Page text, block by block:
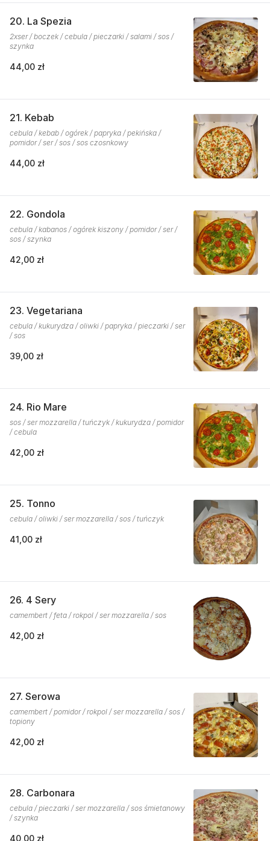
20. La Spezia
2xser / boczek / cebula / pieczarki / salami / sos /
szynka
44,00 zł
21. Kebab
cebula / kebab / ogórek / papryka / pekińska /
pomidor / ser / sos / sos czosnkowy
44,00 zł
22. Gondola
cebula / kabanos / ogórek kiszony / pomidor / ser /
sos / szynka
42,00 zł
23. Vegetariana
cebula / kukurydza / oliwki / papryka / pieczarki / ser
/ sos
39,00 zł
24. Rio Mare
sos / ser mozzarella / tuńczyk / kukurydza / pomidor
/ cebula
42,00 zł
25. Tonno
cebula / oliwki / ser mozzarella / sos / tuńczyk
41,00 zł
26. 4 Sery
camembert / feta / rokpol / ser mozzarella / sos
42,00 zł
27. Serowa
camembert / pomidor / rokpol / ser mozzarella / sos /
topiony
42,00 zł
28. Carbonara
cebula / pieczarki / ser mozzarella / sos śmietanowy
/ szynka
40,00 zł